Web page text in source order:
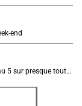
end
Canicule et urticacées : risque allergique maximal niveau 5 sur presque toute la France lundi